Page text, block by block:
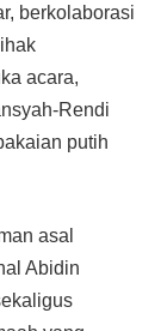
berkolaborasi
acara,
Rendi
putih
asal
Abidin